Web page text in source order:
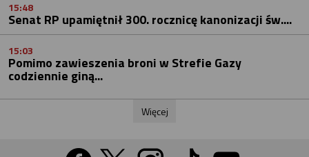
15:48
Senat RP upamiętnił 300. rocznicę kanonizacji św....
15:03
Pomimo zawieszenia broni w Strefie Gazy
codziennie giną...
Więcej